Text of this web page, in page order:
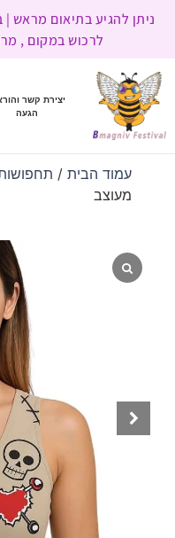
לרכוש במקום , מרחוב
יצירת קשר
הגעה
עמוד הבית/
מעוצב